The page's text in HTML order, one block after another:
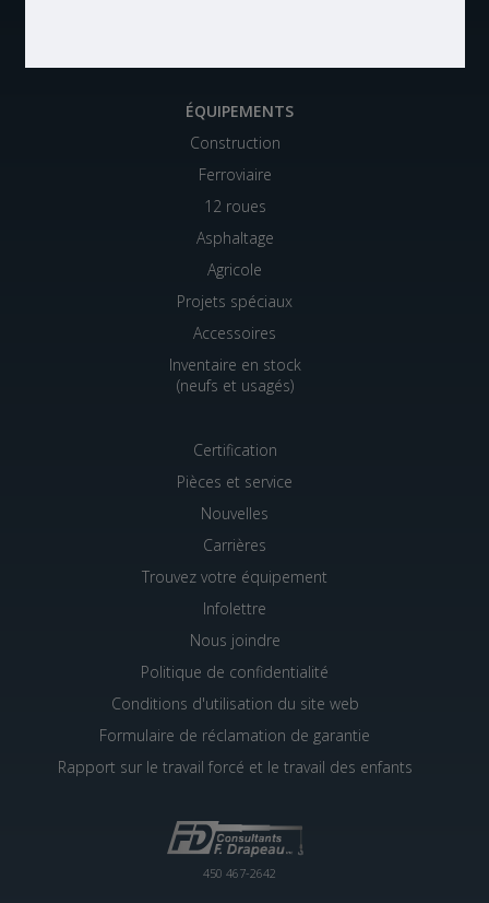
ÉQUIPEMENTS
Construction
Ferroviaire
12 roues
Asphaltage
Agricole
Projets spéciaux
Accessoires
Inventaire en stock
(neufs et usagés)
Certification
Pièces et service
Nouvelles
Carrières
Trouvez votre équipement
Infolettre
Nous joindre
Politique de confidentialité
Conditions d'utilisation du site web
Formulaire de réclamation de garantie
Rapport sur le travail forcé et le travail des enfants
450 467-2642